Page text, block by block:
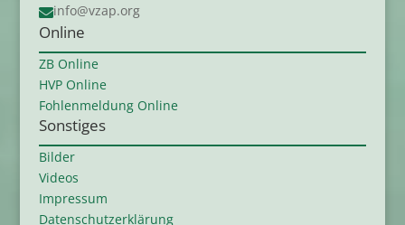
info@vzap.org
Online
ZB Online
HVP Online
Fohlenmeldung Online
Sonstiges
Bilder
Videos
Impressum
Datenschutzerklärung